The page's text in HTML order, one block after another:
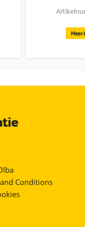
er 10 stuks
Meer
Conditions